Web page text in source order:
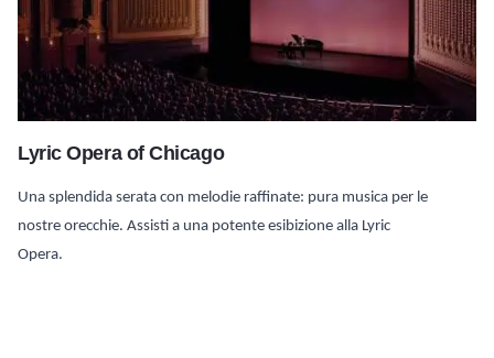
Lyric Opera of Chicago
Una splendida serata con melodie raffinate: pura musica per le
nostre orecchie. Assisti a una potente esibizione alla Lyric
Opera.